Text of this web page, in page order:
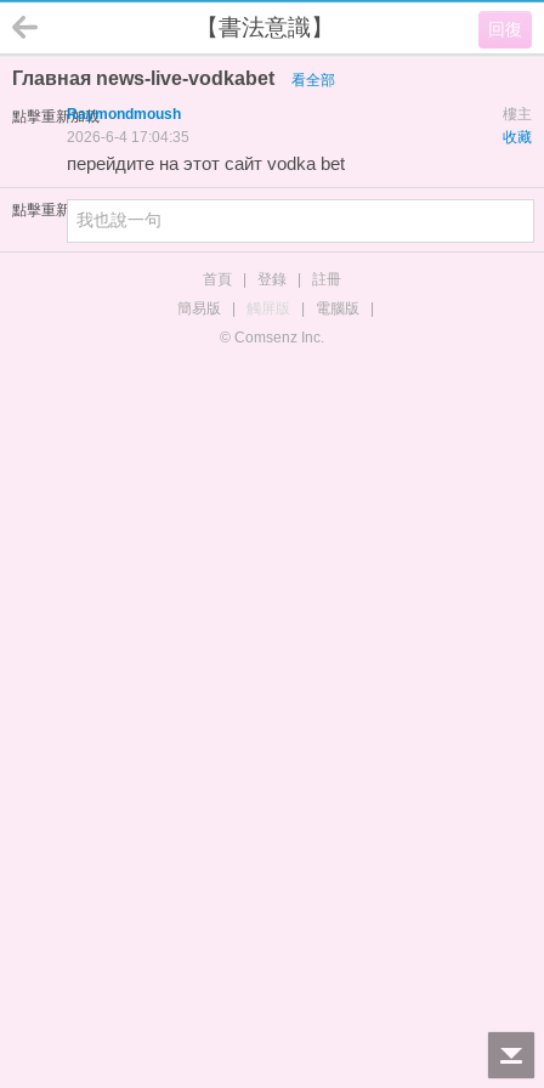
回復
【書法意識】
Главная news-live-vodkabet 看全部
點擊重新加載 樓主
Raymondmoush
收藏
2026-6-4 17:04:35
перейдите на этот сайт vodka bet
點擊重新加載
首頁 登錄
註冊
簡易版
觸屏版 電腦版
© Comsenz Inc.